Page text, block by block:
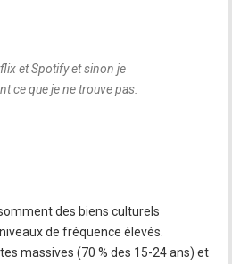
et Spotify et sinon je
ce que je ne trouve pas.
des biens culturels
de fréquence élevés.
massives (70 % des 15-24 ans) et